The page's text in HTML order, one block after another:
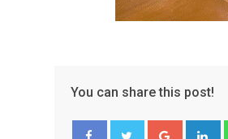
You can share this post!
Google+